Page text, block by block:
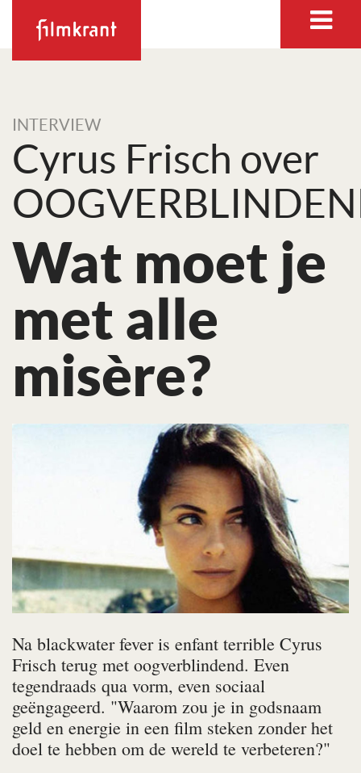
INTERVIEW
Cyrus Frisch over
Wat moet je
met alle
misère?
Na blackwater feveris enfant terrible Cyrus
Frisch terug met oogverblindend. Even
tegendraads qua vorm, even sociaal
geëngageerd. "Waarom zou je in godsnaam
geld en energie in een film steken zonder het
doel te hebben om de wereld te verbeteren?"